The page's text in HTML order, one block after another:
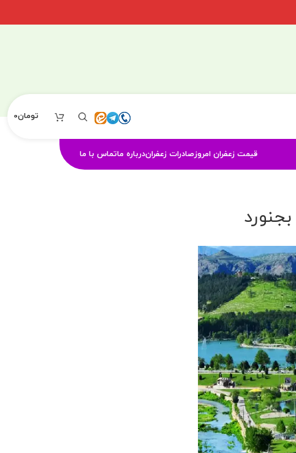
تومان0
قیمت زعفران امروزصادرات زعفراندرباره ماتماس با ما